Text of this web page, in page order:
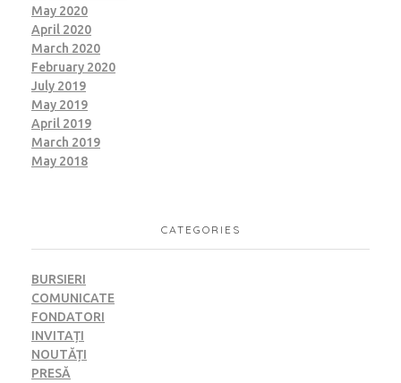
May 2020
April 2020
March 2020
February 2020
July 2019
May 2019
April 2019
March 2019
May 2018
CATEGORIES
BURSIERI
COMUNICATE
FONDATORI
INVITAȚI
NOUTĂȚI
PRESĂ